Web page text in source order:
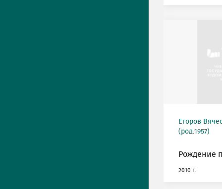
Егоров
(род.1957)
Рождение
2010 г.